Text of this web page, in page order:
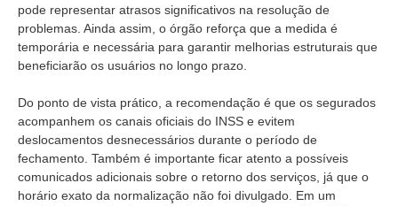
pode representar atrasos significativos na resolução de
problemas. Ainda assim, o órgão reforça que a medida é
temporária e necessária para garantir melhorias estruturais que
beneficiarão os usuários no longo prazo.
Do ponto de vista prático, a recomendação é que os segurados
acompanhem os canais oficiais do INSS e evitem
deslocamentos desnecessários durante o período de
fechamento. Também é importante ficar atento a possíveis
comunicados adicionais sobre o retorno dos serviços, já que o
horário exato da normalização não foi divulgado. Em um